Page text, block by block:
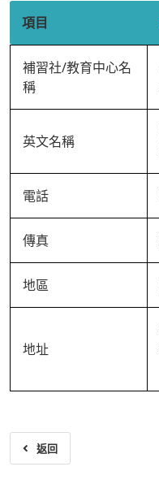
項目
補習社/教育中心名
稱
英文名稱
電話
傳真
地區
地址
返回